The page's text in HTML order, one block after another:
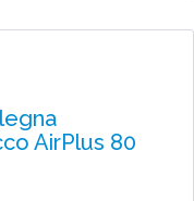
AirPlus 80